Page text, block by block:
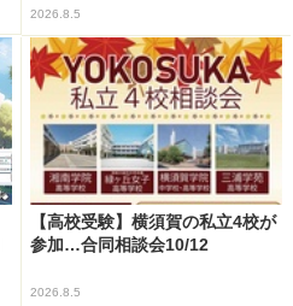
2026.8.5
【高校受験】横須賀の私立4校が
参加…合同相談会10/12
2026.8.5